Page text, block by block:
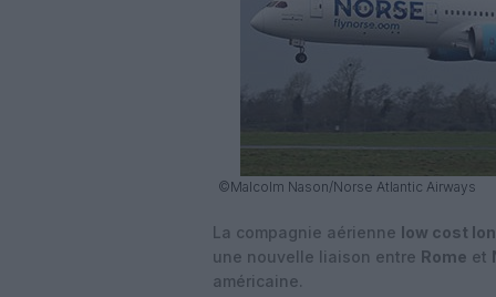
©Malcolm Nason/Norse Atlantic Airways
La compagnie aérienne low cost
une nouvelle liaison entre Rome et
américaine.